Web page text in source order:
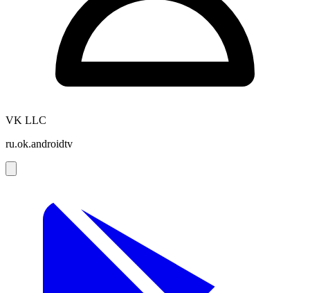
VK LLC
ru.ok.androidtv